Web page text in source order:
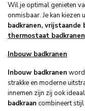
Wil je optimal genieten
onmisbaar. Je kan
badkranen, vrijstaande
thermostaat
Inbouw badkranen
Inbouw badkranen
strakke en moderne
innemen zijn zij ook
badkraan combineert stijl